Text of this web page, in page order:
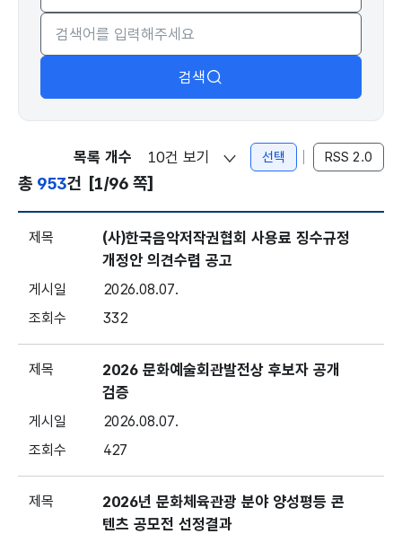
검색
총 953건 [1/96 쪽]
목록 개수 선택 RSS 2.0
(사)한국음악저작권협회 사용료 징수규정
개정안 의견수렴 공고
2026.08.07.
332
2026 문화예술회관발전상 후보자 공개
검증
2026.08.07.
427
2026년 문화체육관광 분야 양성평등 콘
텐츠 공모전 선정결과